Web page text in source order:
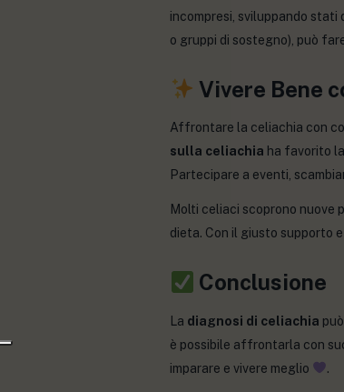
incompresi, sviluppando stati
o gruppi di sostegno), può
Vivere Bene
Affrontare la celiachia con
sulla celiachia ha favorito
Partecipare a eventi,
Molti celiaci scoprono nuove
dieta. Con il giusto supporto
Conclusione
La diagnosi di celiachia
è possibile affrontarla con
imparare e vivere meglio
.